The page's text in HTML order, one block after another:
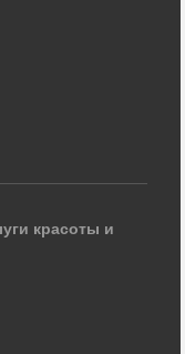
красоты и